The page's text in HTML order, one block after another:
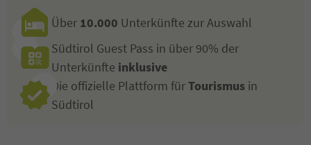
Über 10.000 Unterkünfte zur Auswahl
Südtirol Guest Pass in über 90% der
Unterkünfte inklusive
Die offizielle Plattform fürTourismus in
Südtirol